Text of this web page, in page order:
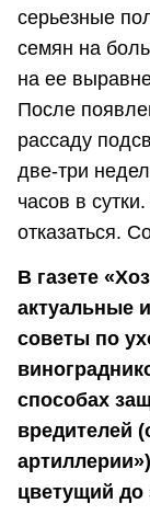
серьезные
семян на
на ее
После
рассаду
две-три
часов в
отказаться.
В газете
актуальные
советы по
способах
вредителей
цветущий до